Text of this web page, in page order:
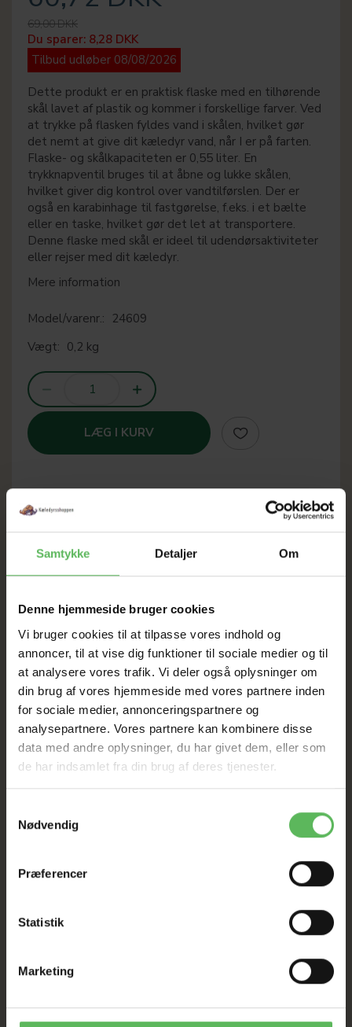
Samtykke Detaljer Om
Denne hjemmeside bruger cookies
Vi bruger cookies til at tilpasse vores indhold og
annoncer, til at vise dig funktioner til sociale medier og til
at analysere vores trafik. Vi deler også oplysninger om
din brug af vores hjemmeside med vores partnere inden
for sociale medier, annonceringspartnere og
analysepartnere. Vores partnere kan kombinere disse
data med andre oplysninger, du har givet dem, eller som
de har indsamlet fra din brug af deres tjenester.
Nødvendig
Præferencer
Statistik
Marketing
69,00 DKK
Du sparer: 8,28 DKK
Tilbud udløber 08/08/2026
Dette produkt er en praktisk flaske med en tilhørende
skål lavet af plastik og kommer i forskellige farver. Ved
at trykke på flasken fyldes vand i skålen, hvilket gør
det nemt at give dit kæledyr vand, når I er på farten.
Flaske- og skålkapaciteten er 0,55 liter. En
trykknapventil bruges til at åbne og lukke skålen,
hvilket giver dig kontrol over vandtilførslen. Der er
også en karabinhage til fastgørelse, f.eks. i et bælte
eller en taske, hvilket gør det let at transportere.
Denne flaske med skål er ideel til udendørsaktiviteter
eller rejser med dit kæledyr.
Mere information
Model/varenr.: 24609
Vægt: 0,2 kg
LÆG I KURV
SOMMER
UDSALG
TIL D. 8 AUGUST
HELE WEBSHOPPEN ER
SAT NED
Tilbud GÆLDER IKKE
Størrelse: 0.55 L